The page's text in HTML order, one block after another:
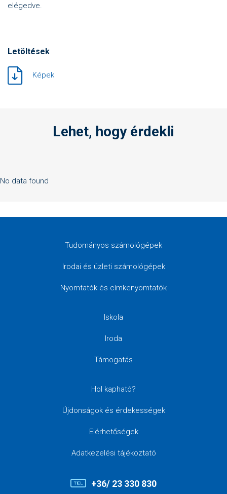
elégedve.
Letöltések
Képek
Lehet, hogy érdekli
No data found
Tudományos számológépek
Irodai és üzleti számológépek
Nyomtatók és címkenyomtatók
Iskola
Iroda
Támogatás
Hol kapható?
Újdonságok és érdekességek
Elérhetőségek
Adatkezelési tájékoztató
+36/ 23 330 830